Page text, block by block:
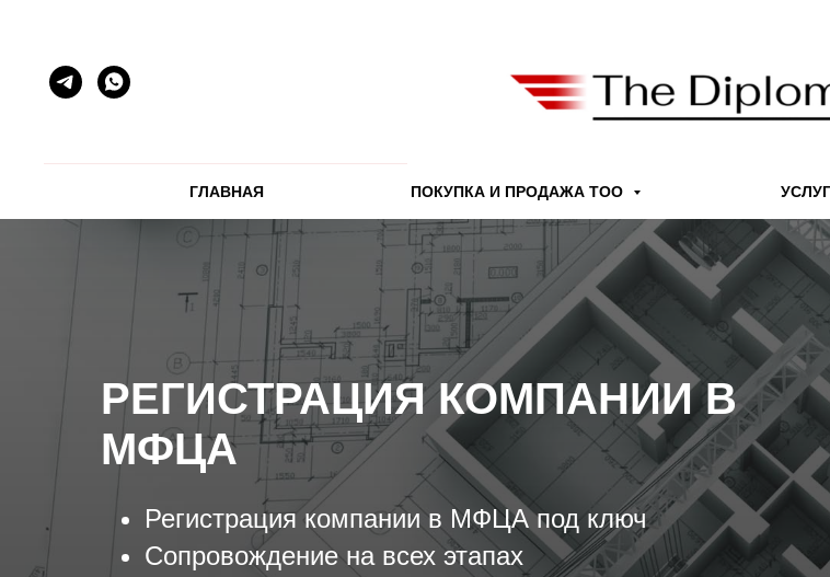
ГЛАВНАЯ ПОКУПКА И ПРОДАЖА ТОО
РЕГИСТРАЦИЯ КОМПАНИИ В
МФЦА
Регистрация компании в МФЦА под ключ
Сопровождение на всех этапах